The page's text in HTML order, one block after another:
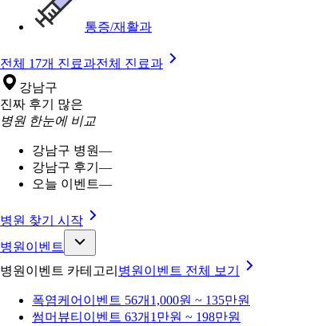
통증/재활과
전체 17개 진료과전체 진료과
강남구
진짜 후기 많은
병원 한눈에 비교
강남구 병원—
강남구 후기 —
오늘 이벤트—
병원 찾기 시작
병원이벤트
병원이벤트 카테고리 병원이벤트 전체 보기
폭염케어 이벤트 56개 1,000원 ~ 135만원
썸머뷰티 이벤트 63개 1만원 ~ 198만원